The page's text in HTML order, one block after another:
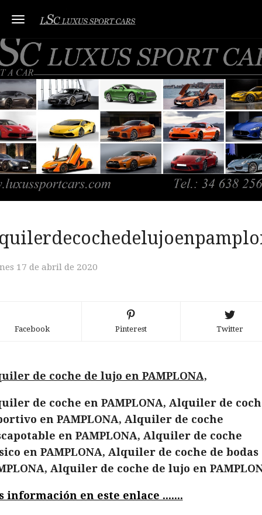
Toggle navigation
17 de abril de 2020
Facebook Pinterest Twitter
de coche de lujo en PAMPLONA,
de coche en PAMPLONA, Alquiler de
en PAMPLONA, Alquiler de coche
en PAMPLONA, Alquiler de coche
en PAMPLONA, Alquiler de coche de bodas
Alquiler de coche de lujo en
información en este enlace .......